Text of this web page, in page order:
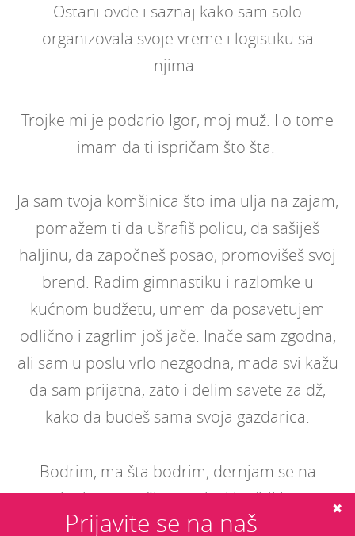
Ostani ovde i saznaj kako sam solo
organizovala svoje vreme i logistiku sa
njima.
Trojke mi je podario Igor, moj muž. I o tome
imam da ti ispričam što šta.
Ja sam tvoja komšinica što ima ulja na zajam,
pomažem ti da ušrafiš policu, da sašiješ
haljinu, da započneš posao, promovišeš svoj
brend. Radim gimnastiku i razlomke u
kućnom budžetu, umem da posavetujem
odlično i zagrlim još jače. Inače sam zgodna,
ali sam u poslu vrlo nezgodna, mada svi kažu
da sam prijatna, zato i delim savete za dž,
kako da budeš sama svoja gazdarica.
Bodrim, ma šta bodrim, dernjam se na
utakmicama, trčim na visokim štiklama,
kuvam pasulj, lenčarim samo kad sam
✖
Prijavite se na naš